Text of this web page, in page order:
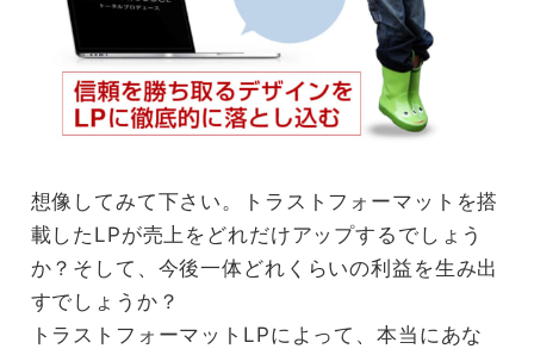
想像してみて下さい。トラストフォーマットを搭
載したLPが売上をどれだけアップするでしょう
か？そして、今後一体どれくらいの利益を生み出
すでしょうか？
トラストフォーマットLPによって、本当にあな